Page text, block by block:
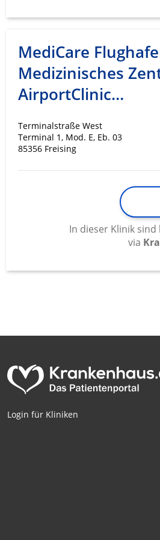
MediCare
Medizinisches
AirportClinic…
Terminalstraße West
Terminal 1, Mod. E, Eb. 03
85356 Freising
In dieser Klinik
via
Login für Kliniken
Notwendig
Performance
Funktional
Werbung